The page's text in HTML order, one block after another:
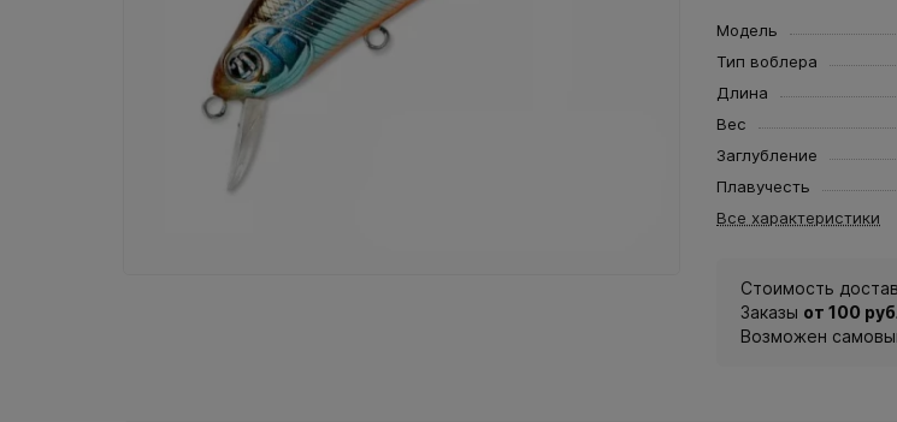
Модель
Тип воблера
Длина
Вес
Заглубление
Плавучесть
Все характеристики
Стоимость
Заказы от 100
Возможен